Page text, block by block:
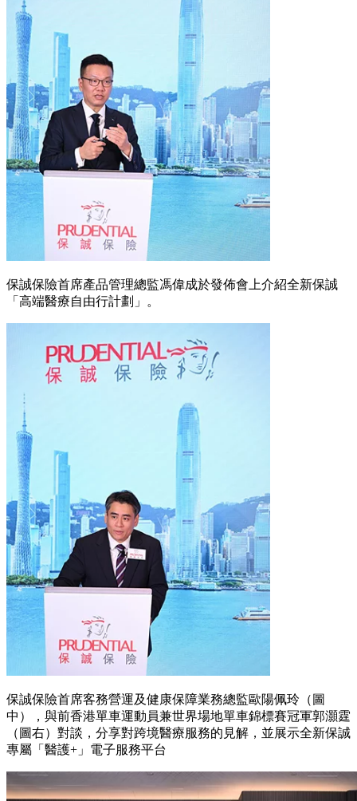
保誠保險首席產品管理總監馮偉成於發佈會上介紹全新保誠
「高端醫療自由行計劃」。
保誠保險首席客務營運及健康保障業務總監歐陽佩玲（圖
中），與前香港單車運動員兼世界場地單車錦標賽冠軍郭灝霆
（圖右）對談，分享對跨境醫療服務的見解，並展示全新保誠
專屬「醫護+」電子服務平台